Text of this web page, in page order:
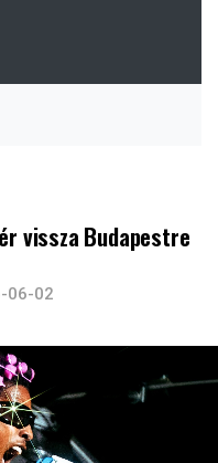
vissza Budapestre
06-02